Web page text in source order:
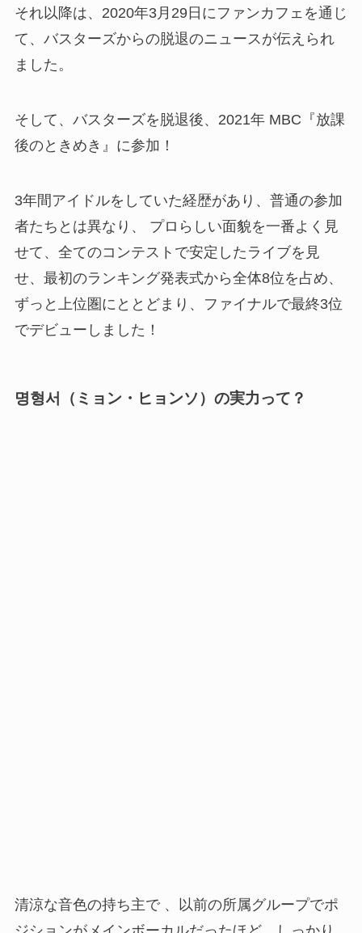
それ以降は、2020年3月29日にファンカフェを通じ
て、バスターズからの脱退のニュースが伝えられ
ました。
そして、バスターズを脱退後、2021年 MBC『放課
後のときめき』に参加！
3年間アイドルをしていた経歴があり、普通の参加
者たちとは異なり、 プロらしい面貌を一番よく見
せて、全てのコンテストで安定したライブを見
せ、最初のランキング発表式から全体8位を占め、
ずっと上位圏にととどまり、ファイナルで最終3位
でデビューしました！
명형서（ミョン・ヒョンソ）の実力って？
清涼な音色の持ち主で 、以前の所属グループでポ